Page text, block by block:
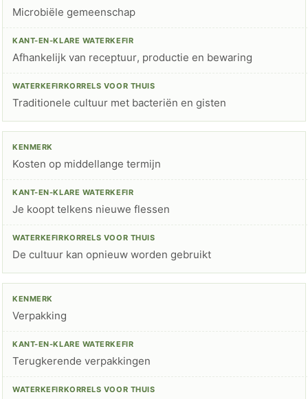
Microbiële gemeenschap
Afhankelijk van receptuur, productie en bewaring
Traditionele cultuur met bacteriën en gisten
Kosten op middellange termijn
Je koopt telkens nieuwe flessen
De cultuur kan opnieuw worden gebruikt
Verpakking
Terugkerende verpakkingen